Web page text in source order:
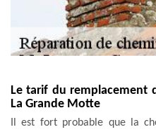
Le tarif du remplacement
La Grande Motte
Il est fort probable que la